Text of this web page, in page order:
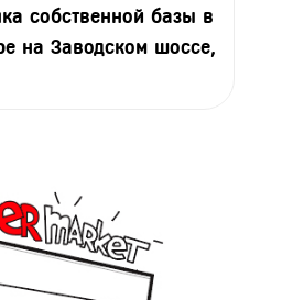
собственной базы в
на Заводском шоссе,